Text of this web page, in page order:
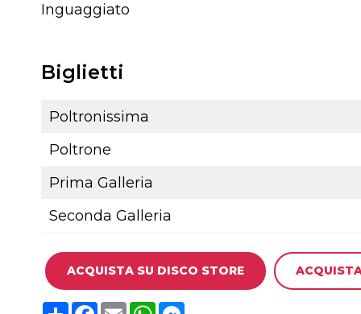
Inguaggiato
Biglietti
Poltronissima
Poltrone
Prima Galleria
Seconda Galleria
ACQUISTA SU DISCO STORE
C
F
E
W